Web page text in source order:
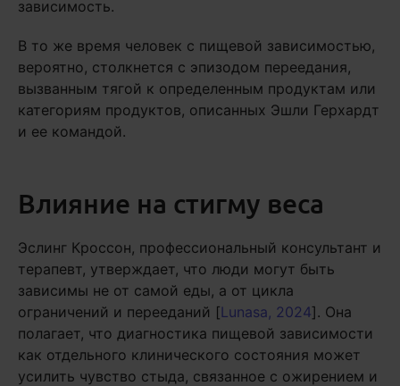
зависимость.
В то же время человек с пищевой зависимостью,
вероятно, столкнется с эпизодом переедания,
вызванным тягой к определенным продуктам или
категориям продуктов, описанных Эшли Герхардт
и ее командой.
Влияние на стигму веса
Эслинг Кроссон, профессиональный консультант и
терапевт, утверждает, что люди могут быть
зависимы не от самой еды, а от цикла
ограничений и перееданий [Lunasa, 2024]. Она
полагает, что диагностика пищевой зависимости
как отдельного клинического состояния может
усилить чувство стыда, связанное с ожирением и